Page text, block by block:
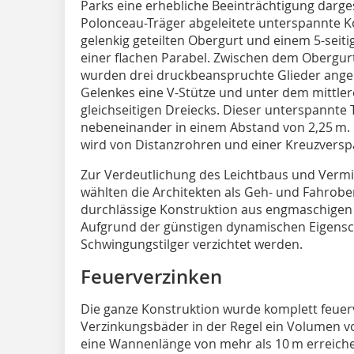
Parks eine erhebliche Beeinträchtigung
Polonceau-Träger abgeleitete unterspannte
gelenkig geteilten Obergurt und einem 5-
einer flachen Parabel. Zwischen dem
wurden drei druckbeanspruchte Glieder
Gelenkes eine V-Stütze und unter dem
gleichseitigen Dreiecks. Dieser
nebeneinander in einem Abstand von 2,25
wird von Distanzrohren und einer
Zur Verdeutlichung des Leichtbaus und
wählten die Architekten als Geh- und
durchlässige Konstruktion aus engmaschigen
Aufgrund der günstigen dynamischen
Schwingungstilger verzichtet werden.
Feuerverzinken
Die ganze Konstruktion wurde komplett
Verzinkungsbäder in der Regel ein Volumen
eine Wannenlänge von mehr als 10 m